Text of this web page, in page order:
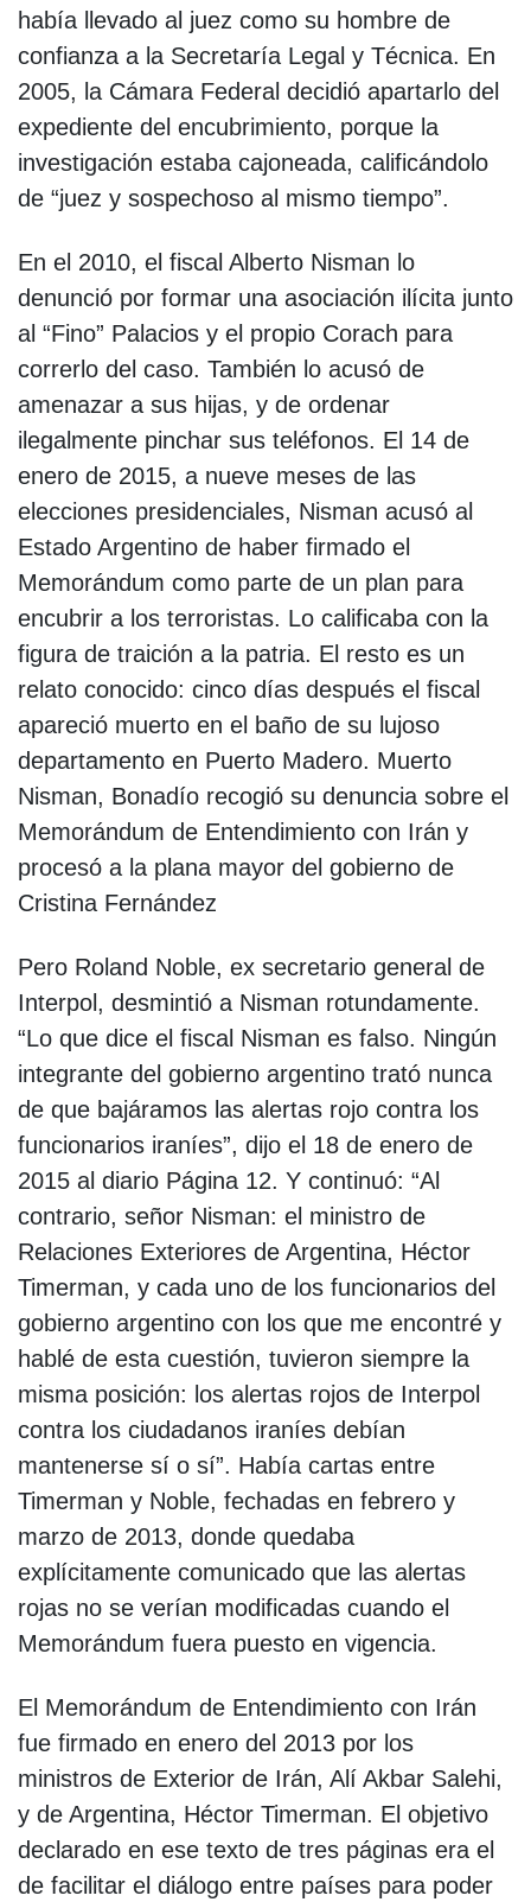
había llevado al juez como su hombre de
confianza a la Secretaría Legal y Técnica. En
2005, la Cámara Federal decidió apartarlo del
expediente del encubrimiento, porque la
investigación estaba cajoneada, calificándolo
de “juez y sospechoso al mismo tiempo”.
En el 2010, el fiscal Alberto Nisman lo
denunció por formar una asociación ilícita junto
al “Fino” Palacios y el propio Corach para
correrlo del caso. También lo acusó de
amenazar a sus hijas, y de ordenar
ilegalmente pinchar sus teléfonos. El 14 de
enero de 2015, a nueve meses de las
elecciones presidenciales, Nisman acusó al
Estado Argentino de haber firmado el
Memorándum como parte de un plan para
encubrir a los terroristas. Lo calificaba con la
figura de traición a la patria. El resto es un
relato conocido: cinco días después el fiscal
apareció muerto en el baño de su lujoso
departamento en Puerto Madero. Muerto
Nisman, Bonadío recogió su denuncia sobre el
Memorándum de Entendimiento con Irán y
procesó a la plana mayor del gobierno de
Cristina Fernández
Pero Roland Noble, ex secretario general de
Interpol, desmintió a Nisman rotundamente.
“Lo que dice el fiscal Nisman es falso. Ningún
integrante del gobierno argentino trató nunca
de que bajáramos las alertas rojo contra los
funcionarios iraníes”, dijo el 18 de enero de
2015 al diario Página 12. Y continuó: “Al
contrario, señor Nisman: el ministro de
Relaciones Exteriores de Argentina, Héctor
Timerman, y cada uno de los funcionarios del
gobierno argentino con los que me encontré y
hablé de esta cuestión, tuvieron siempre la
misma posición: los alertas rojos de Interpol
contra los ciudadanos iraníes debían
mantenerse sí o sí”. Había cartas entre
Timerman y Noble, fechadas en febrero y
marzo de 2013, donde quedaba
explícitamente comunicado que las alertas
rojas no se verían modificadas cuando el
Memorándum fuera puesto en vigencia.
El Memorándum de Entendimiento con Irán
fue firmado en enero del 2013 por los
ministros de Exterior de Irán, Alí Akbar Salehi,
y de Argentina, Héctor Timerman. El objetivo
declarado en ese texto de tres páginas era el
de facilitar el diálogo entre países para poder